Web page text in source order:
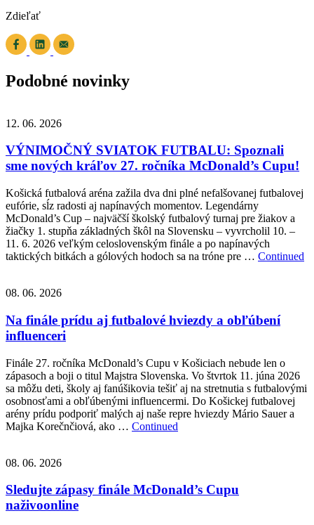
Zdieľať
Podobné novinky
12. 06. 2026
VÝNIMOČNÝ SVIATOK FUTBALU: Spoznali
sme nových kráľov 27. ročníka McDonald’s Cupu!
Košická futbalová aréna zažila dva dni plné nefalšovanej futbalovej
eufórie, sĺz radosti aj napínavých momentov. Legendárny
McDonald’s Cup – najväčší školský futbalový turnaj pre žiakov a
žiačky 1. stupňa základných škôl na Slovensku – vyvrcholil 10. –
11. 6. 2026 veľkým celoslovenským finále a po napínavých
taktických bitkách a gólových hodoch sa na tróne pre … Continued
08. 06. 2026
Na finále prídu aj futbalové hviezdy a obľúbení
influenceri
Finále 27. ročníka McDonald’s Cupu v Košiciach nebude len o
zápasoch a boji o titul Majstra Slovenska. Vo štvrtok 11. júna 2026
sa môžu deti, školy aj fanúšikovia tešiť aj na stretnutia s futbalovými
osobnosťami a obľúbenými influencermi. Do Košickej futbalovej
arény prídu podporiť malých aj naše repre hviezdy Mário Sauer a
Majka Korečnčiová, ako … Continued
08. 06. 2026
Sledujte zápasy finále McDonald’s Cupu
naživoonline